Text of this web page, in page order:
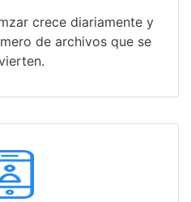
crece diariamente y
de archivos que se